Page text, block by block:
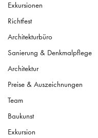
Exkursionen
Richtfest
Architekturbüro
Sanierung & Denkmalpflege
Architektur
Preise & Auszeichnungen
Team
Baukunst
Exkursion